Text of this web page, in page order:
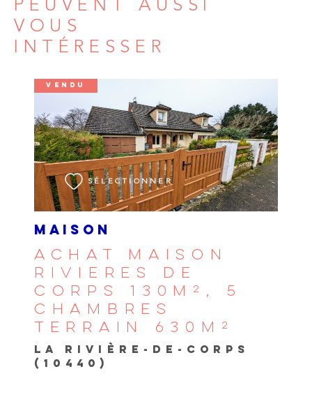
PEUVENT AUSSI
VOUS
INTÉRESSER
MAISON
ACHAT MAISON
RIVIERES DE
CORPS 130M², 5
CHAMBRES
TERRAIN 630M²
LA RIVIÈRE-DE-CORPS
(10440)
VENDU
SÉLECTIONNER
VOIR LE BIEN